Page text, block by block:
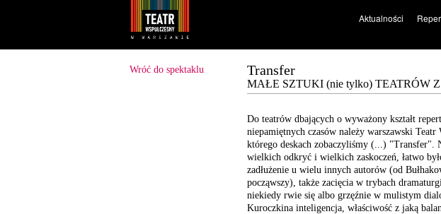
Aktualności
Wróć do spektaklu Transfer
MAŁE SZTUKI (nie tylko) TEATRÓW
Do teatrów dbających o wyważony kształt
niepamiętnych czasów należy warszawski Teatr
którego deskach zobaczyliśmy (...) "Transfer".
wielkich odkryć i wielkich zaskoczeń, łatwo
zadłużenie u wielu innych autorów (od
począwszy), także zacięcia w trybach
niekiedy rwie się albo grzęźnie w mulistym
Kuroczkina inteligencja, właściwość z jaką